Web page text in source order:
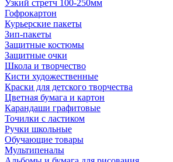
Узкий стретч 100-250мм
Гофрокартон
Курьерские пакеты
Зип-пакеты
Защитные костюмы
Защитные очки
Школа и творчество
Кисти художественные
Краски для детского творчества
Цветная бумага и картон
Карандаши графитовые
Точилки с ластиком
Ручки школьные
Обучающие товары
Мультипеналы